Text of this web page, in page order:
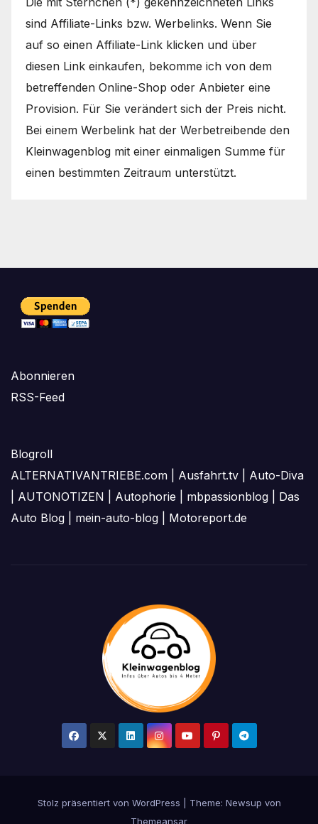
sind Affiliate-Links bzw. Werbelinks. Wenn Sie
auf so einen Affiliate-Link klicken und über
diesen Link einkaufen, bekomme ich von dem
betreffenden Online-Shop oder Anbieter eine
Provision. Für Sie verändert sich der Preis nicht.
Bei einem Werbelink hat der Werbetreibende den
Kleinwagenblog mit einer einmaligen Summe für
einen bestimmten Zeitraum unterstützt.
Abonnieren
RSS-Feed
Blogroll
ALTERNATIVANTRIEBE.com
Ausfahrt.tv
Auto-Diva
AUTONOTIZEN Autophorie mbpassionblog
Das
Auto Blog
mein-auto-blog Motoreport.de
Stolz präsentiert von WordPress
Theme: Newsup von
Themeansar